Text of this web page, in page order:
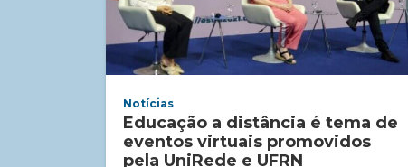
Notícias
Educação a distância é tema de
eventos virtuais promovidos
pela UniRede e UFRN